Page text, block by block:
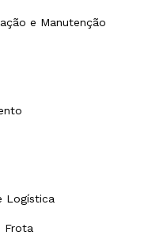
e Manutenção